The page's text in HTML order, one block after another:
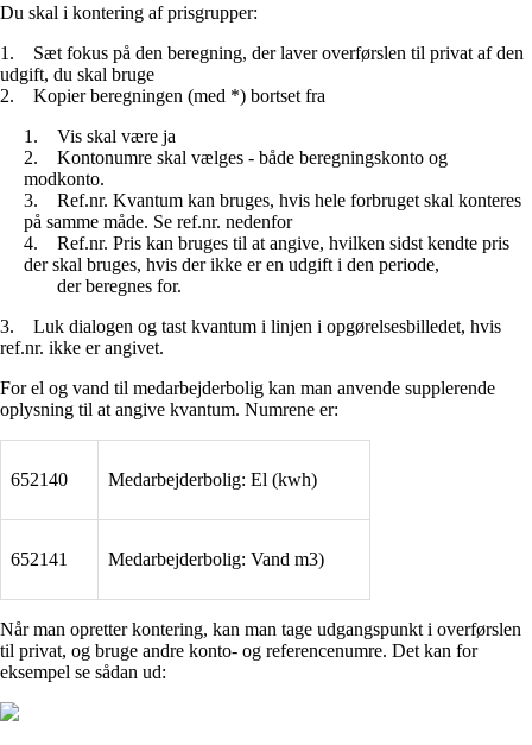
Du skal i kontering af prisgrupper:
1.
Sæt fokus på den beregning, der laver overførslen til privat af den
udgift, du skal bruge
2.
Kopier beregningen (med *) bortset fra
1.
Vis skal være ja
2.
Kontonumre skal vælges - både beregningskonto og
modkonto.
3.
Ref.nr. Kvantum kan bruges, hvis hele forbruget skal konteres
på samme måde. Se ref.nr. nedenfor
4.
Ref.nr. Pris kan bruges til at angive, hvilken sidst kendte pris
der skal bruges, hvis der ikke er en udgift i den periode,
der beregnes for.
3.
Luk dialogen og tast kvantum i linjen i opgørelsesbilledet, hvis
ref.nr. ikke er angivet.
For el og vand til medarbejderbolig kan man anvende supplerende
oplysning til at angive kvantum. Numrene er:
652140 Medarbejderbolig: El (kwh)
652141 Medarbejderbolig: Vand m3)
Når man opretter kontering, kan man tage udgangspunkt i overførslen
til privat, og bruge andre konto- og referencenumre. Det kan for
eksempel se sådan ud: